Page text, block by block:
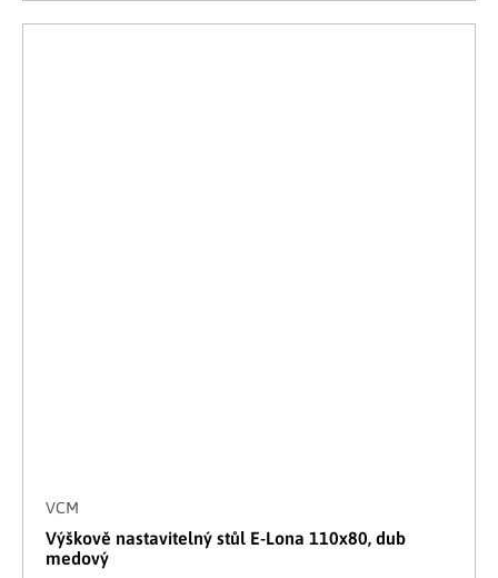
VCM
Výškově nastavitelný stůl E-Lona 110x80, dub
medový